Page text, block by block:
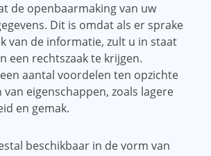
de openbaarmaking van uw
Dit is omdat als er sprake
van de informatie, zult u in staat
een rechtszaak te krijgen.
aantal voordelen ten opzichte
eigenschappen, zoals lagere
en gemak.
beschikbaar in de vorm van